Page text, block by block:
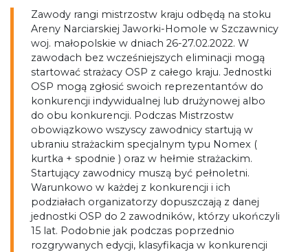
Zawody rangi mistrzostw kraju odbędą na stoku
Areny Narciarskiej Jaworki-Homole w Szczawnicy
woj. małopolskie w dniach 26-27.02.2022. W
zawodach bez wcześniejszych eliminacji mogą
startować strażacy OSP z całego kraju. Jednostki
OSP mogą zgłosić swoich reprezentantów do
konkurencji indywidualnej lub drużynowej albo
do obu konkurencji. Podczas Mistrzostw
obowiązkowo wszyscy zawodnicy startują w
ubraniu strażackim specjalnym typu Nomex (
kurtka + spodnie ) oraz w hełmie strażackim.
Startujący zawodnicy muszą być pełnoletni.
Warunkowo w każdej z konkurencji i ich
podziałach organizatorzy dopuszczają z danej
jednostki OSP do 2 zawodników, którzy ukończyli
15 lat. Podobnie jak podczas poprzednio
rozgrywanych edycji, klasyfikacja w konkurencji